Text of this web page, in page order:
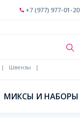
+7 (977) 977-01-20
| Швензы
|
МИКСЫ И НАБОРЫ